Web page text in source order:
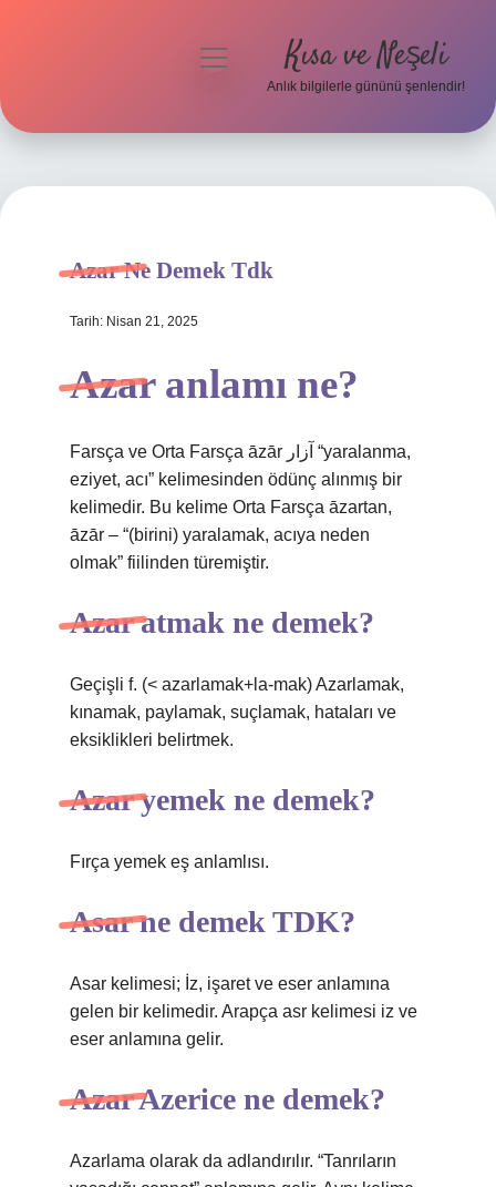
Hakkımızda
menüyü
Kısa ve Neşeli
Anlık bilgilerle gününü şenlendir!
Azar Ne Demek Tdk
Tarih: Nisan 21, 2025
Azar anlamı ne?
Farsça ve Orta Farsça āzār آزار “yaralanma,
eziyet, acı” kelimesinden ödünç alınmış bir
kelimedir. Bu kelime Orta Farsça āzartan,
āzār – “(birini) yaralamak, acıya neden
olmak” fiilinden türemiştir.
Azar atmak ne demek?
Geçişli f. (< azarlamak+la-mak) Azarlamak,
kınamak, paylamak, suçlamak, hataları ve
eksiklikleri belirtmek.
Azar yemek ne demek?
Fırça yemek eş anlamlısı.
Asar ne demek TDK?
Asar kelimesi; İz, işaret ve eser anlamına
gelen bir kelimedir. Arapça asr kelimesi iz ve
eser anlamına gelir.
Azar Azerice ne demek?
Azarlama olarak da adlandırılır. “Tanrıların